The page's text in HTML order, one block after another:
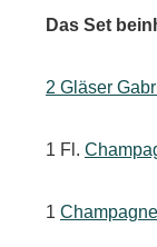
Das Set
2 Gläser
1 Fl.
1